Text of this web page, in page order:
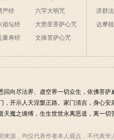
严经
祖坛经
量寿经
六字大明咒
大势至菩萨心咒
文殊菩萨心咒
济群
达摩
回向尽法界、虚空界一切众生，依佛菩
，开示人天涅槃正路。家门清吉，身心
天魔之缠缚，生生世世永离恶道，离一
来源，均仅代表作者本人观点，不代表